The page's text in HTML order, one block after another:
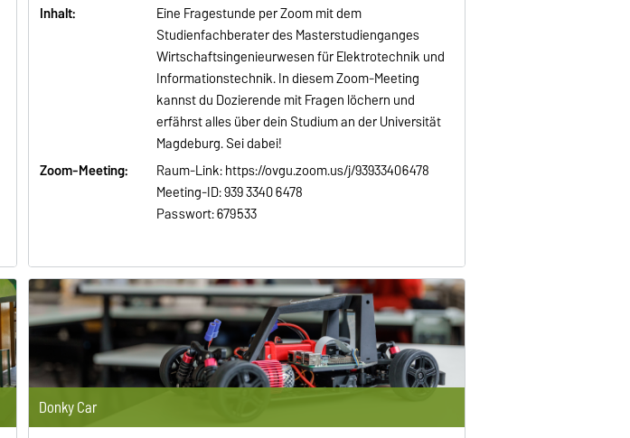
Inhalt:
Eine Fragestunde per Zoom mit dem
Studienfachberater des Masterstudienganges
Wirtschaftsingenieurwesen für Elektrotechnik und
Informationstechnik. In diesem Zoom-Meeting
kannst du Dozierende mit Fragen löchern und
erfährst alles über dein Studium an der Universität
Magdeburg. Sei dabei!
Zoom-Meeting:
Raum-Link: https://ovgu.zoom.us/j/93933406478
Meeting-ID: 939 3340 6478
Passwort: 679533
Donky Car